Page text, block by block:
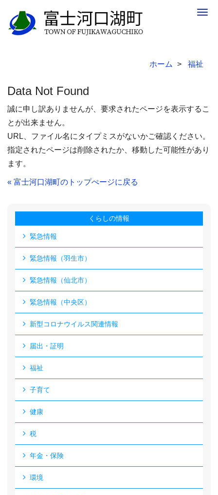
ホーム 福祉
Data Not Found
誠に申し訳ありませんが、要求されたページを表示するこ
とが出来ません。
URL、ファイル名にタイプミスがないかご確認ください。
指定されたページは削除されたか、移動した可能性があり
ます。
« 富士河口湖町のトップぺージに戻る
くらしの情報
緊急情報
緊急情報（羽生市）
緊急情報（仙北市）
緊急情報（中央区）
新型コロナウイルス関連情報
届出・証明
福祉
子育て
健康
税
年金・保険
環境